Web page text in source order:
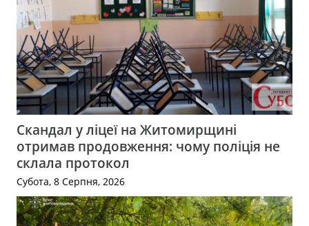
Скандал у ліцеї на Житомирщині
отримав продовження: чому поліція не
склала протокол
Субота, 8 Серпня, 2026